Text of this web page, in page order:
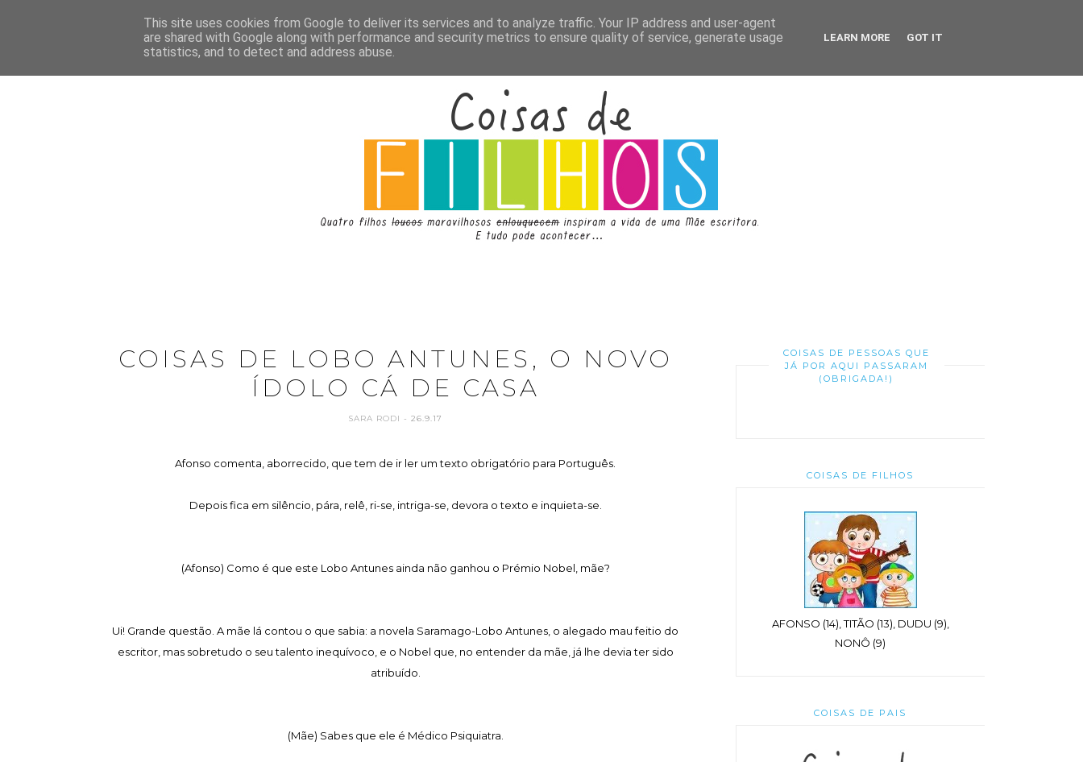
COISAS DE LOBO ANTUNES, O NOVO
ÍDOLO CÁ DE CASA
SARA RODI - 26.9.17
Afonso comenta, aborrecido, que tem de ir ler um texto obrigatório para Português.
Depois fica em silêncio, pára, relê, ri-se, intriga-se, devora o texto e inquieta-se.
(Afonso) Como é que este Lobo Antunes ainda não ganhou o Prémio Nobel, mãe?
Ui! Grande questão. A mãe lá contou o que sabia: a novela Saramago-Lobo Antunes, o alegado mau feitio do
escritor, mas sobretudo o seu talento inequívoco, e o Nobel que, no entender da mãe, já lhe devia ter sido
atribuído.
(Mãe) Sabes que ele é Médico Psiquiatra.
COISAS DE PESSOAS QUE
JÁ POR AQUI PASSARAM
(OBRIGADA!)
COISAS DE FILHOS
AFONSO (14), TITÃO (13), DUDU (9),
NONÔ (9)
COISAS DE PAIS
This site uses cookies from Google to deliver its services and to analyze traffic. Your IP address and user-agent
are shared with Google along with performance and security metrics to ensure quality of service, generate usage
statistics, and to detect and address abuse.
LEARN MORE GOT IT